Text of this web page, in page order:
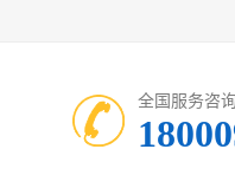
全国服务咨